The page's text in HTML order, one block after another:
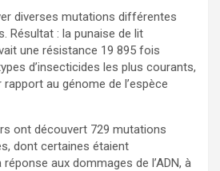
diverses mutations différentes
Résultat : la punaise de lit
une résistance 19 895 fois
d’insecticides les plus courants,
au génome de l’espèce
ont découvert 729 mutations
dont certaines étaient
aux dommages de l’ADN, à